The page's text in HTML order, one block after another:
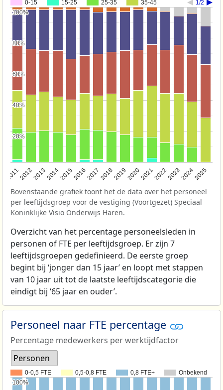
0-15 15-25 25-35 35-45 1/2
201120122013201420152016201720182019202020212022202320242025
20%
20%
40%
40%
60%
60%
80%
80%
100%
100%
Bovenstaande grafiek toont het de data over het personeel
per leeftijdsgroep voor de vestiging (Voortgezet) Speciaal
Koninklijke Visio Onderwijs Haren.
Overzicht van het percentage personeelsleden in
personen of FTE per leeftijdsgroep. Er zijn 7
leeftijdsgroepen gedefinieerd. De eerste groep
begint bij ‘jonger dan 15 jaar’ en loopt met stappen
van 10 jaar uit tot de laatste leeftijdscategorie die
eindigt bij ‘65 jaar en ouder’.
Personeel naar FTE percentage
Percentage medewerkers per werktijdfactor
Personen
0-0,5 FTE 0,5-0,8 FTE 0,8 FTE+ Onbekend
100%
100%